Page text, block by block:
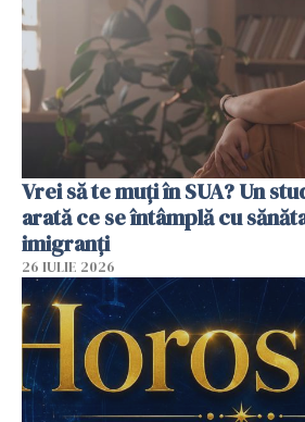
Vrei să te muți în SUA? Un
arată ce se întâmplă cu
imigranți
26 IULIE 2026